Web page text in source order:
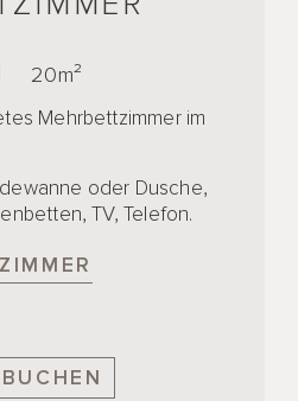
20m²
Mehrbettzimmer im
oder Dusche,
TV, Telefon.
BUCHEN